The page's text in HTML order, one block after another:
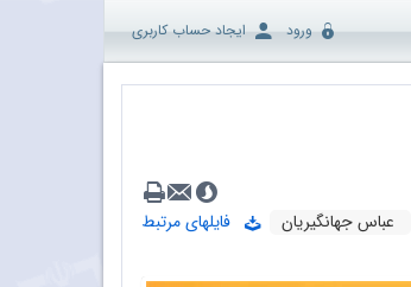
ورود ایجاد حساب کاربری
عباس جهانگیریان
فایلهای مرتبط